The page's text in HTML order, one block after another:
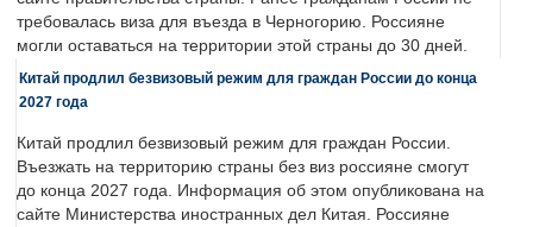
требовалась виза для въезда в Черногорию. Россияне
могли оставаться на территории этой страны до 30 дней.
Китай продлил безвизовый режим для граждан России до конца
2027 года
Китай продлил безвизовый режим для граждан России.
Въезжать на территорию страны без виз россияне смогут
до конца 2027 года. Информация об этом опубликована на
сайте Министерства иностранных дел Китая. Россияне